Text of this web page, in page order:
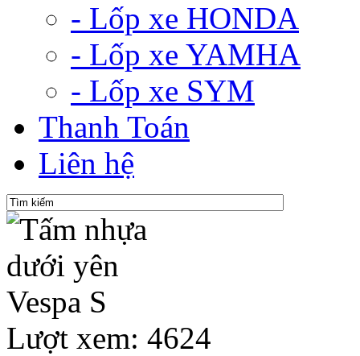
- Lốp xe HONDA
- Lốp xe YAMHA
- Lốp xe SYM
Thanh Toán
Liên hệ
Lượt xem: 4624